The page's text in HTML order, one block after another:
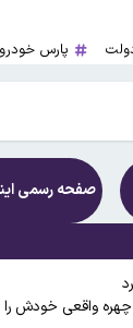
پارس خودرو
صفحه رسمی
چهره واقعی خودش